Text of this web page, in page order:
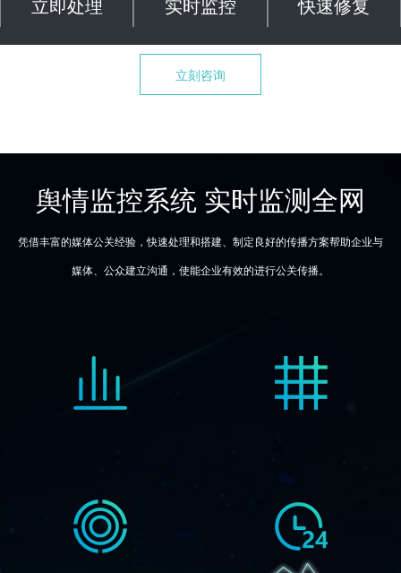
立刻咨询
舆情监控系统 实时监测全网
凭借丰富的媒体公关经验，快速处理和搭建、制定良好的传播方案帮助企业与
媒体、公众建立沟通，使能企业有效的进行公关传播。